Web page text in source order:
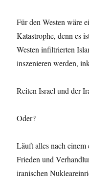
Für den Westen wäre
Katastrophe, denn es
Westen infiltrierten
inszenieren werden,
Reiten Israel und der
Oder?
Läuft alles nach
Frieden und
iranischen